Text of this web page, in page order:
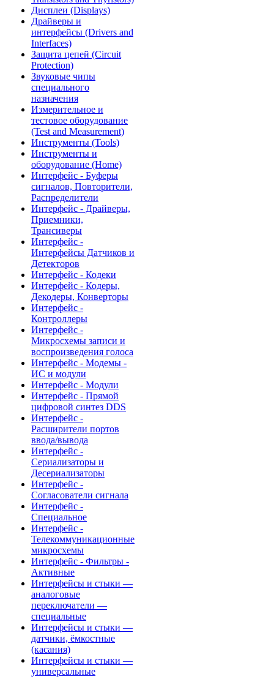
Дисплеи (Displays)
Драйверы и
интерфейсы (Drivers and
Interfaces)
Защита цепей (Circuit
Protection)
Звуковые чипы
специального
назначения
Измерительное и
тестовое оборудование
(Test and Measurement)
Инструменты (Tools)
Инструменты и
оборудование (Home)
Интерфейс - Буферы
сигналов, Повторители,
Распределители
Интерфейс - Драйверы,
Приемники,
Трансиверы
Интерфейс -
Интерфейсы Датчиков и
Детекторов
Интерфейс - Кодеки
Интерфейс - Кодеры,
Декодеры, Конверторы
Интерфейс -
Контроллеры
Интерфейс -
Микросхемы записи и
воспроизведения голоса
Интерфейс - Модемы -
ИС и модули
Интерфейс - Модули
Интерфейс - Прямой
цифровой синтез DDS
Интерфейс -
Расширители портов
ввода/вывода
Интерфейс -
Сериализаторы и
Десериализаторы
Интерфейс -
Согласователи сигнала
Интерфейс -
Специальное
Интерфейс -
Телекоммуникационные
микросхемы
Интерфейс - Фильтры -
Активные
Интерфейсы и стыки —
аналоговые
переключатели —
специальные
Интерфейсы и стыки —
датчики, ёмкостные
(касания)
Интерфейсы и стыки —
универсальные